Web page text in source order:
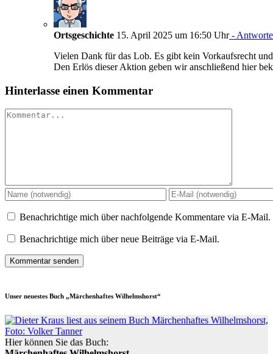
Ortsgeschichte 15. April 2025 um 16:50 Uhr-
Vielen Dank für das Lob. Es gibt kein Vorkaufsrecht
Den Erlös dieser Aktion geben wir anschließend hier
Hinterlasse einen Kommentar
Kommentar
Benachrichtige mich über nachfolgende Kommentare via E-Mail.
Benachrichtige mich über neue Beiträge via E-Mail.
Unser neuestes Buch „Märchenhaftes Wilhelmshorst“
Hier können Sie das Buch: